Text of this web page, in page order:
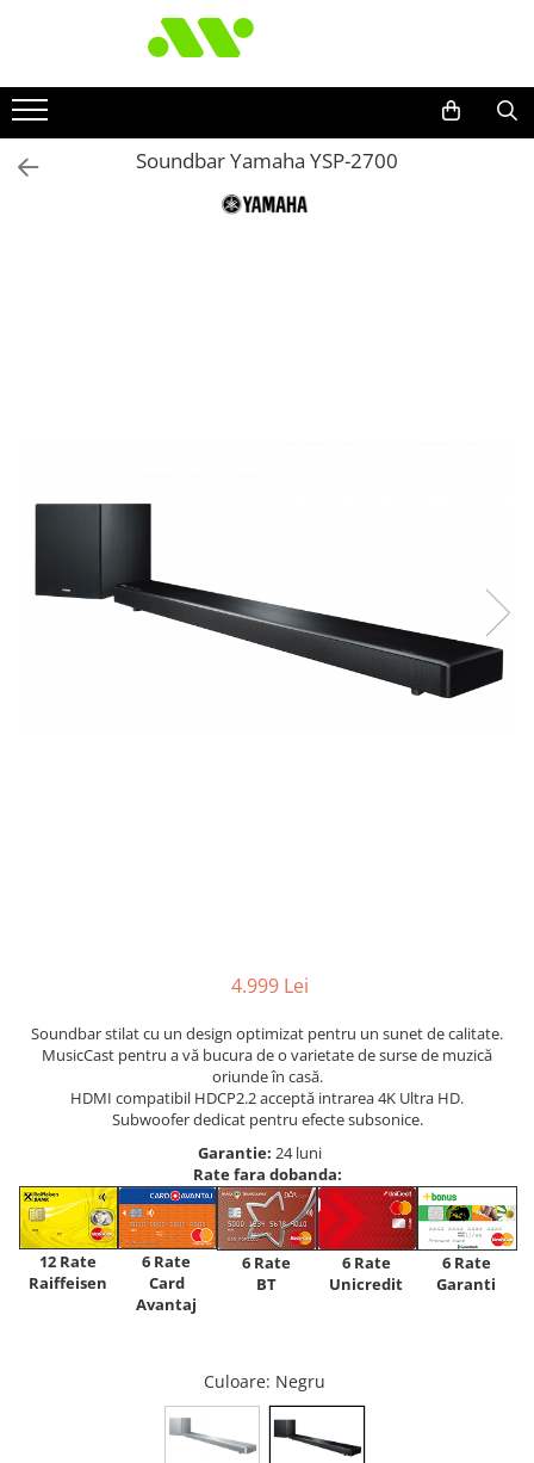
Soundbar Yamaha YSP-2700
4.999 Lei
Soundbar stilat cu un design optimizat pentru un sunet de calitate.
MusicCast pentru a vă bucura de o varietate de surse de muzică
oriunde în casă.
HDMI compatibil HDCP2.2 acceptă intrarea 4K Ultra HD.
Subwoofer dedicat pentru efecte subsonice.
Garantie: 24 luni
Rate fara dobanda:
12 Rate
Raiffeisen
6 Rate
Card
Avantaj
6 Rate
BT
6 Rate
Unicredit
6 Rate
Garanti
Culoare: Negru